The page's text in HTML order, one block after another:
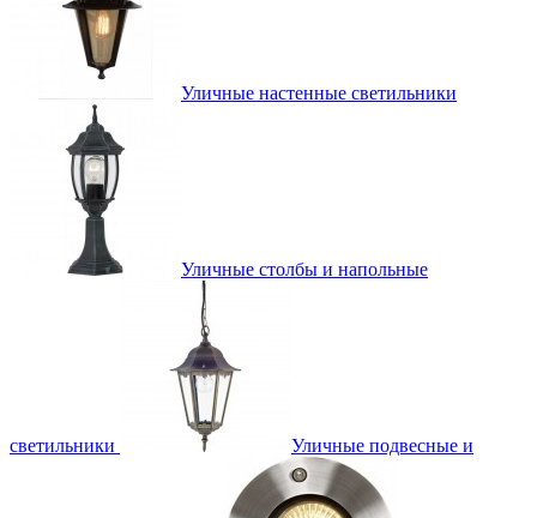
Уличные настенные светильники
Уличные столбы и напольные
светильники Уличные подвесные и